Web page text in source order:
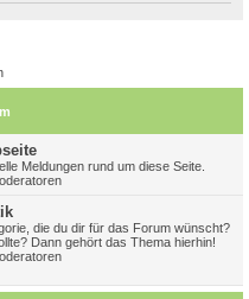
Meldungen rund um diese Seite.
die du dir für das Forum wünscht?
Dann gehört das Thema hierhin!